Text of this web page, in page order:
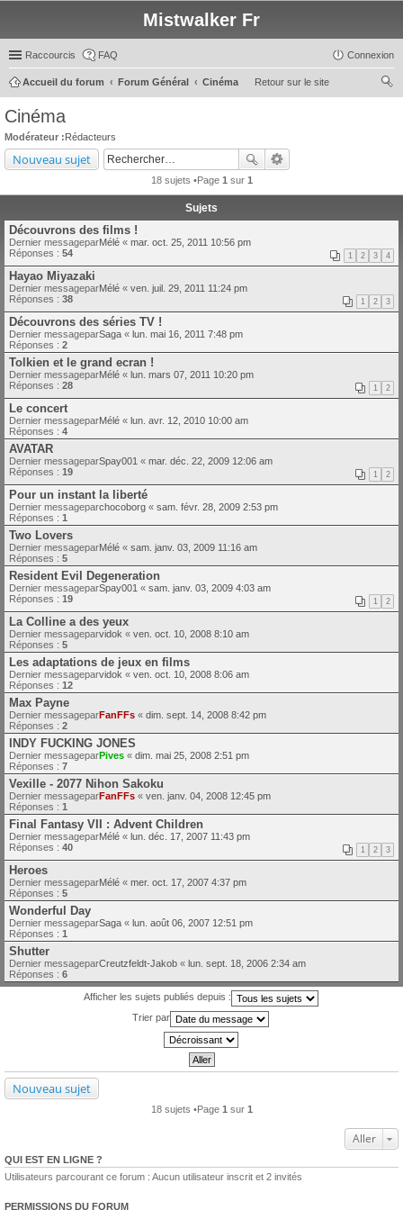
Mistwalker Fr
Raccourcis FAQ Connexion
Retour sur le site
Accueil du forum Forum Général
Cinéma
Cinéma
Modérateur :Rédacteurs
Nouveau sujet
18 sujets •Page 1 sur 1
Sujets
Découvrons des films !
Dernier messageparMélé « mar. oct. 25, 2011 10:56 pm
Réponses : 54 1 2 3 4
Hayao Miyazaki
Dernier messageparMélé « ven. juil. 29, 2011 11:24 pm
Réponses : 38 1 2 3
Découvrons des séries TV !
Dernier messageparSaga « lun. mai 16, 2011 7:48 pm
Réponses : 2
Tolkien et le grand ecran !
Dernier messageparMélé « lun. mars 07, 2011 10:20 pm
Réponses : 28 1 2
Le concert
Dernier messageparMélé « lun. avr. 12, 2010 10:00 am
Réponses : 4
AVATAR
Dernier messageparSpay001 « mar. déc. 22, 2009 12:06 am
Réponses : 19 1 2
Pour un instant la liberté
Dernier messageparchocoborg « sam. févr. 28, 2009 2:53 pm
Réponses : 1
Two Lovers
Dernier messageparMélé « sam. janv. 03, 2009 11:16 am
Réponses : 5
Resident Evil Degeneration
Dernier messageparSpay001 « sam. janv. 03, 2009 4:03 am
Réponses : 19 1 2
La Colline a des yeux
Dernier messageparvidok « ven. oct. 10, 2008 8:10 am
Réponses : 5
Les adaptations de jeux en films
Dernier messageparvidok « ven. oct. 10, 2008 8:06 am
Réponses : 12
Max Payne
Dernier messageparFanFFs « dim. sept. 14, 2008 8:42 pm
Réponses : 2
INDY FUCKING JONES
Dernier messageparPives « dim. mai 25, 2008 2:51 pm
Réponses : 7
Vexille - 2077 Nihon Sakoku
Dernier messageparFanFFs « ven. janv. 04, 2008 12:45 pm
Réponses : 1
Final Fantasy VII : Advent Children
Dernier messageparMélé « lun. déc. 17, 2007 11:43 pm
Réponses : 40 1 2 3
Heroes
Dernier messageparMélé « mer. oct. 17, 2007 4:37 pm
Réponses : 5
Wonderful Day
Dernier messageparSaga « lun. août 06, 2007 12:51 pm
Réponses : 1
Shutter
Dernier messageparCreutzfeldt-Jakob « lun. sept. 18, 2006 2:34 am
Réponses : 6
Afficher les sujets publiés depuis :
Trier par
Nouveau sujet
18 sujets •Page 1 sur 1
Aller
QUI EST EN LIGNE ?
Utilisateurs parcourant ce forum : Aucun utilisateur inscrit et 2 invités
PERMISSIONS DU FORUM